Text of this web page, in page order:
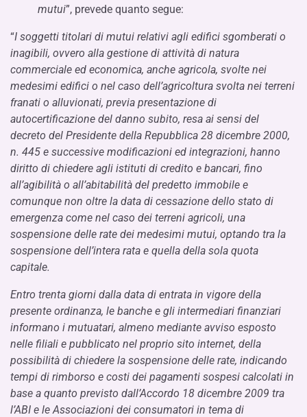
mutui”, prevede quanto segue:
“I soggetti titolari di mutui relativi agli edifici sgomberati o
inagibili, ovvero alla gestione di attività di natura
commerciale ed economica, anche agricola, svolte nei
medesimi edifici o nel caso dell’agricoltura svolta nei terreni
franati o alluvionati, previa presentazione di
autocertificazione del danno subito, resa ai sensi del
decreto del Presidente della Repubblica 28 dicembre 2000,
n. 445 e successive modificazioni ed integrazioni, hanno
diritto di chiedere agli istituti di credito e bancari, fino
all’agibilità o all’abitabilità del predetto immobile e
comunque non oltre la data di cessazione dello stato di
emergenza come nel caso dei terreni agricoli, una
sospensione delle rate dei medesimi mutui, optando tra la
sospensione dell’intera rata e quella della sola quota
capitale.
Entro trenta giorni dalla data di entrata in vigore della
presente ordinanza, le banche e gli intermediari finanziari
informano i mutuatari, almeno mediante avviso esposto
nelle filiali e pubblicato nel proprio sito internet, della
possibilità di chiedere la sospensione delle rate, indicando
tempi di rimborso e costi dei pagamenti sospesi calcolati in
base a quanto previsto dall’Accordo 18 dicembre 2009 tra
l’ABI e le Associazioni dei consumatori in tema di